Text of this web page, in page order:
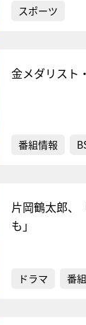
スポーツ
金メダリスト
番組情報
片岡鶴太郎、
も」
ドラマ 番